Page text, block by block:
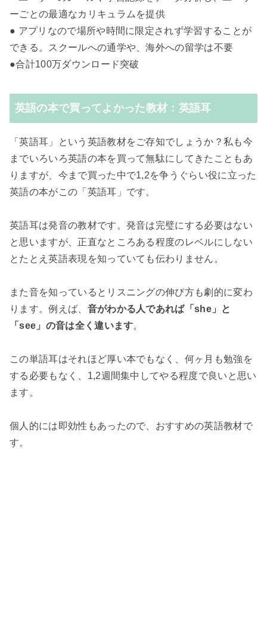
ーごとの最適なカリキュラムを提供
● アプリなので場所や時間に限定されず学習することが
できる。スクールへの通学や、海外への留学は不要
●合計100万ダウンロード突破
英語の本で買ってよかった教材：英語耳
「英語耳」という英語教材をご存知でしょうか？私も今
までいろいろ英語の本を買って無駄にしてきたこともあ
りますが、今まで買った中で1,2を争うぐらい役に立った
英語の本がこの「英語耳」です。
英語耳は発音の教材です。発音は完璧にする必要はない
と思いますが、正直なところある程度のレベルにしない
とたとえ英語表現を知っていても伝わりません。
また音を知っているとリスニングの伸び方も劇的に変わ
ります。例えば、 音がわかる人であれば「she」と
「see」の音は全く違います。
この単語耳はそれほど厚い本でもなく、何ヶ月も勉強を
する必要もなく、1,2週間集中してやる程度で良いと思い
ます。
個人的には即効性もあったので、おすすめの英語教材で
す。